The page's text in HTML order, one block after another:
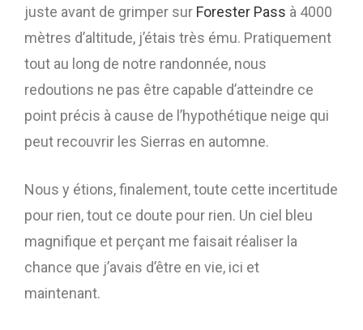
juste avant de grimper sur Forester Pass à 4000
mètres d’altitude, j’étais très ému. Pratiquement
tout au long de notre randonnée, nous
redoutions ne pas être capable d’atteindre ce
point précis à cause de l’hypothétique neige qui
peut recouvrir les Sierras en automne.
Nous y étions, finalement, toute cette incertitude
pour rien, tout ce doute pour rien. Un ciel bleu
magnifique et perçant me faisait réaliser la
chance que j’avais d’être en vie, ici et
maintenant.